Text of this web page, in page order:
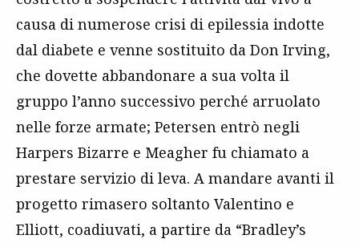
causa di numerose crisi di epilessia indotte
dal diabete e venne sostituito da Don Irving,
che dovette abbandonare a sua volta il
gruppo l’anno successivo perché arruolato
nelle forze armate; Petersen entrò negli
Harpers Bizarre e Meagher fu chiamato a
prestare servizio di leva. A mandare avanti il
progetto rimasero soltanto Valentino e
Elliott, coadiuvati, a partire da “Bradley’s